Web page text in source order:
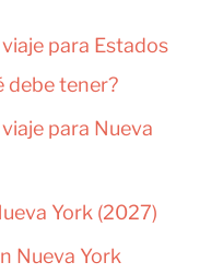
para Estados
tener?
para Nueva
York (2027)
Nueva York